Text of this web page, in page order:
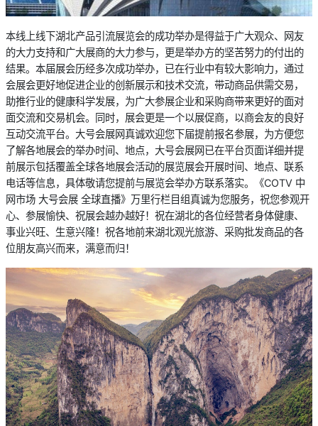
本线上线下湖北产品引流展览会的成功举办是得益于广大观众、网友
的大力支持和广大展商的大力参与，更是举办方的坚苦努力的付出的
结果。本届展会历经多次成功举办，已在行业中有较大影响力，通过
会展会更好地促进企业的创新展示和技术交流，带动商品供需交易，
助推行业的健康科学发展，为广大参展企业和采购商带来更好的面对
面交流和交易机会。同时，展会更是一个以展促商，以商会友的良好
互动交流平台。大号会展网真诚欢迎您下届提前报名参展，为方便您
了解各地展会的举办时间、地点，大号会展网已在平台页面详细并提
前展示包括覆盖全球各地展会活动的展览展会开展时间、地点、联系
电话等信息，具体敬请您提前与展览会举办方联系落实。《COTV 中
网市场 大号会展 全球直播》万里行栏目组真诚为您服务，祝您参观开
心、参展愉快、祝展会越办越好！祝在湖北的各位经营者身体健康、
事业兴旺、生意兴隆！祝各地前来湖北观光旅游、采购批发商品的各
位朋友高兴而来，满意而归！